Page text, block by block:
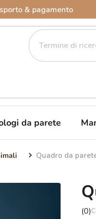
& pagamento
da parete
Quadro da
La
(0)